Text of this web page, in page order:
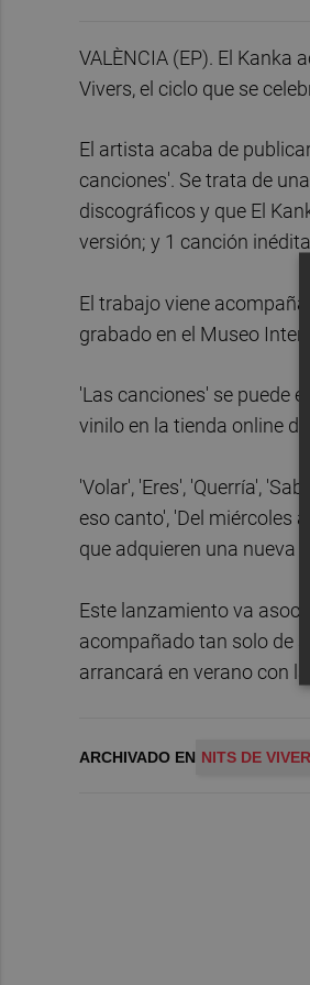
VALÈNCIA (EP). El
Vivers, el ciclo que se
El artista acaba de
canciones'. Se trata de
discográficos y que El
versión; y 1 canción
El trabajo viene
grabado en el Museo
'Las canciones' se puede
vinilo en la tienda online
'Volar', 'Eres', 'Querría',
eso canto', 'Del miércoles
que adquieren una nueva
Este lanzamiento va
acompañado tan solo de
arrancará en verano con la
ARCHIVADO EN NITS DE